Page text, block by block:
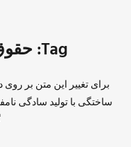
Tag: حقوق شرعی و قانونی
برای تغییر این متن بر
ساختگی با تولید سادگی